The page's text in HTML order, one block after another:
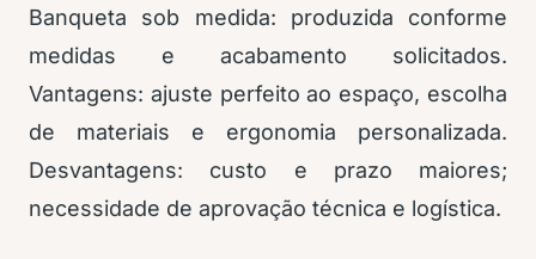
Banqueta sob medida: produzida conforme
medidas e acabamento solicitados.
Vantagens: ajuste perfeito ao espaço, escolha
de materiais e ergonomia personalizada.
Desvantagens: custo e prazo maiores;
necessidade de aprovação técnica e logística.